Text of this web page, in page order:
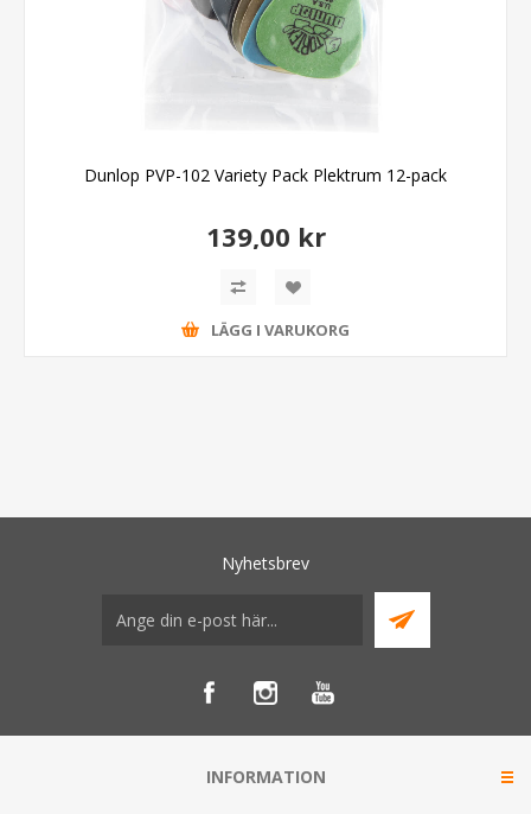
Dunlop PVP-102 Variety Pack Plektrum 12-pack
139,00 kr
LÄGG I VARUKORG
Nyhetsbrev
INFORMATION